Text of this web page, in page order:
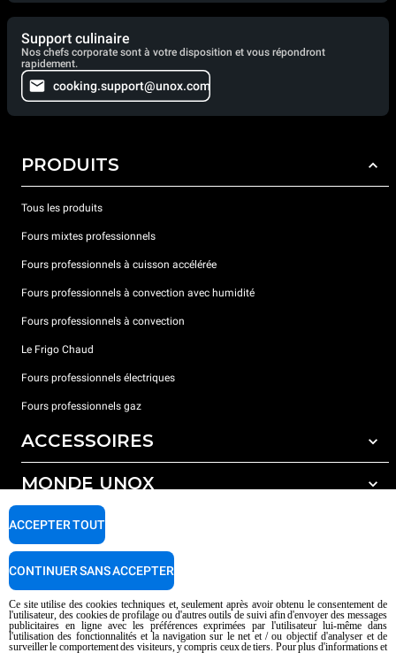
Support culinaire
Nos chefs corporate sont à votre disposition et vous répondront
rapidement.
cooking.support@unox.com
PRODUITS
Tous les produits
Fours mixtes professionnels
Fours professionnels à cuisson accélérée
Fours professionnels à convection avec humidité
Fours professionnels à convection
Le Frigo Chaud
Fours professionnels électriques
Fours professionnels gaz
ACCESSOIRES
Tous les accessoires
Détergents pour lavage automatique
Détergents pour lavage manuel
Traitement de l'eau avec filtres à résine
MONDE UNOX
Nos bureaux dans le monde
SUPPORT
Garantie Unox
Trouver les Centres SAV
AI Content Disclaimer
Privacy policy Cookie policy
Ce site utilise des cookies techniques et, seulement après avoir obtenu le consentement de
l'utilisateur, des cookies de profilage ou d'autres outils de suivi afin d'envoyer des messages
publicitaires en ligne avec les préférences exprimées par l'utilisateur lui-même dans
l'utilisation des fonctionnalités et la navigation sur le net et / ou objectif d'analyser et de
surveiller le comportement des visiteurs, y compris ceux de tiers. Pour plus d'informations et
ACCEPTER TOUT
CONTINUER SANS ACCEPTER